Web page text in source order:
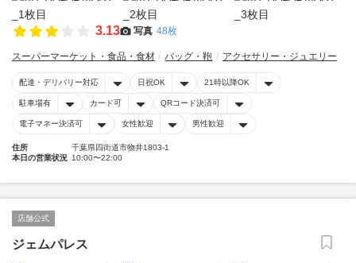
3.13 写真 48枚
スーパーマーケット・食品・食材 バッグ・鞄 アクセサリー・ジュエリー
配達・デリバリー対応 日祝OK 21時以降OK
駐車場有 カード可 QRコード決済可
電子マネー決済可 女性歓迎 男性歓迎
住所
千葉県四街道市物井1803-1
本日の営業状況 10:00〜22:00
店舗公式
ジェムパレス